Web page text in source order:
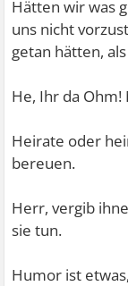
Hätten wir was
uns nicht
getan hätten,
He, Ihr da
Heirate oder
bereuen.
Herr, vergib
sie tun.
Humor ist